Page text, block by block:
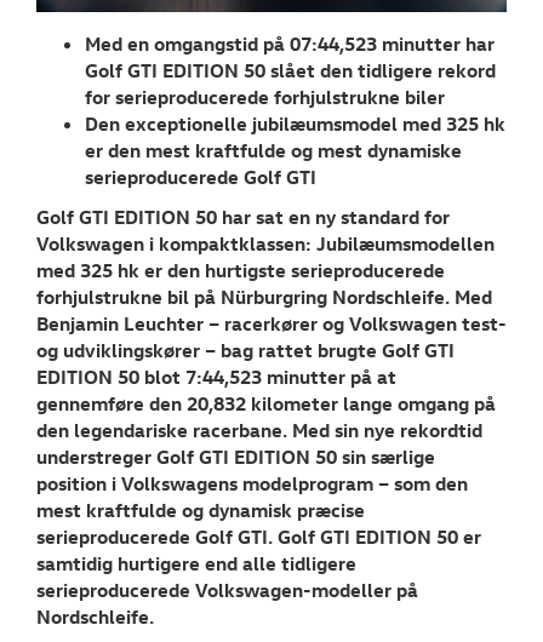
TILBEHØR
OM OS
RESERVEDELE
JOB OG
Med en omgangstid på 07:44,523 minutter har
Golf GTI EDITION 50 slået den tidligere rekord
for serieproducerede forhjulstrukne biler
Den exceptionelle jubilæumsmodel med 325 hk
er den mest kraftfulde og mest dynamiske
serieproducerede Golf GTI
Golf GTI EDITION 50 har sat en ny standard for
Volkswagen i kompaktklassen: Jubilæumsmodellen
med 325 hk er den hurtigste serieproducerede
forhjulstrukne bil på Nürburgring Nordschleife. Med
Benjamin Leuchter – racerkører og Volkswagen test-
og udviklingskører – bag rattet brugte Golf GTI
EDITION 50 blot 7:44,523 minutter på at
gennemføre den 20,832 kilometer lange omgang på
den legendariske racerbane. Med sin nye rekordtid
understreger Golf GTI EDITION 50 sin særlige
position i Volkswagens modelprogram – som den
mest kraftfulde og dynamisk præcise
serieproducerede Golf GTI. Golf GTI EDITION 50 er
samtidig hurtigere end alle tidligere
serieproducerede Volkswagen-modeller på
Nordschleife.